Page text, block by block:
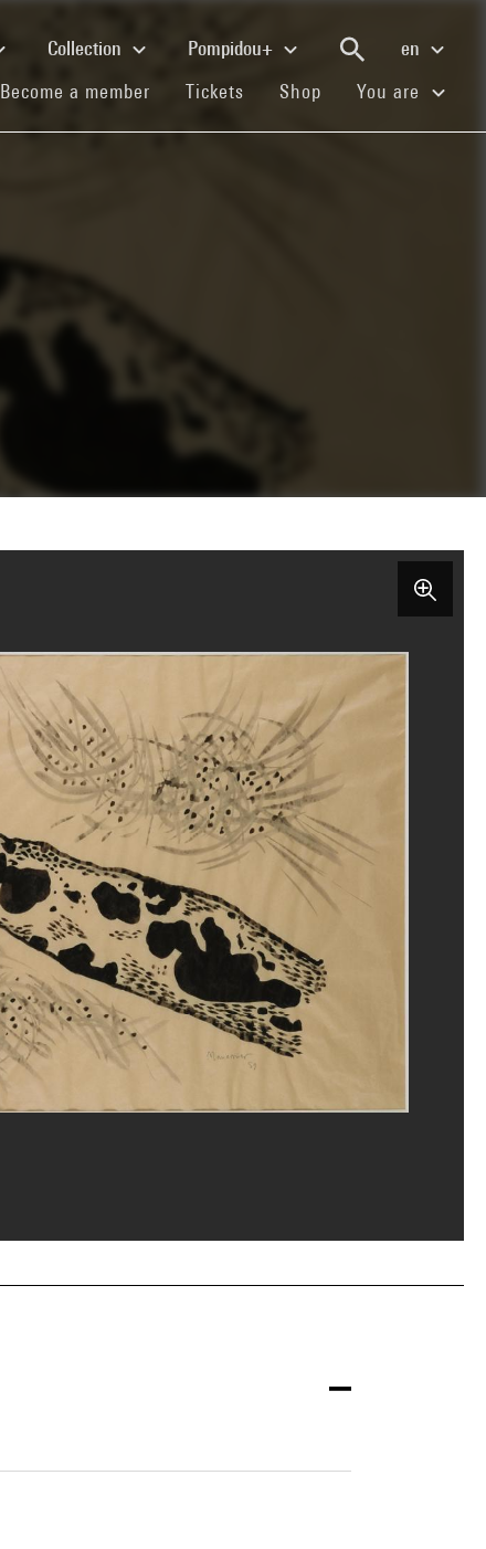
Collection Pompidou+
en
Become a member (current)
Tickets (current)
Shop (current)You are